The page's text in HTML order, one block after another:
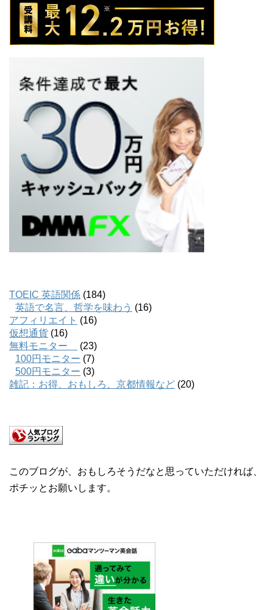
TOEIC 英語関係 (184)
英語で名言、哲学を味わう (16)
アフィリエイト (16)
仮想通貨 (16)
無料モニター
(23)
100円モニター (7)
500円モニター (3)
雑記：お得、おもしろ、京都情報など (20)
このブログが、おもしろそうだなと思っていただければ、
ポチッとお願いします。